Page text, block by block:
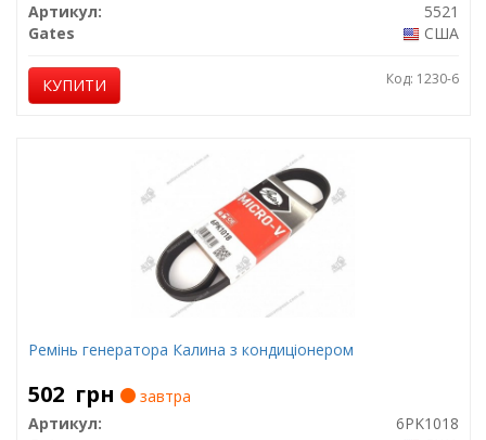
Артикул:
5521
Gates
США
КУПИТИ Код: 1230-6
Ремінь генератора Калина з кондиціонером
502 грн
завтра
Артикул:
6PK1018